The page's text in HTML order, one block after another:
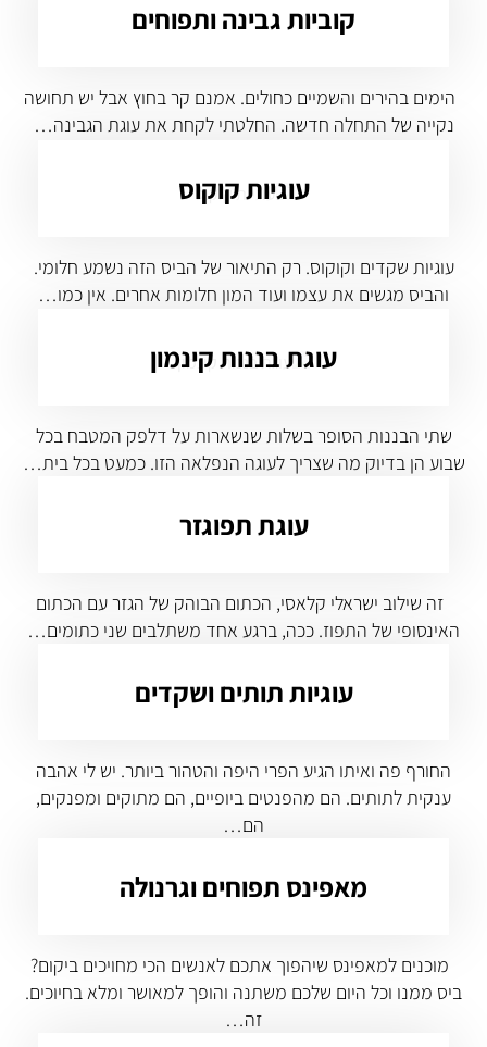
קוביות גבינה ותפוחים
הימים בהירים והשמיים כחולים. אמנם קר בחוץ אבל יש תחושה
נקייה של התחלה חדשה. החלטתי לקחת את עוגת הגבינה…
עוגיות קוקוס
עוגיות שקדים וקוקוס. רק התיאור של הביס הזה נשמע חלומי.
והביס מגשים את עצמו ועוד המון חלומות אחרים. אין כמו…
עוגת בננות קינמון
שתי הבננות הסופר בשלות שנשארות על דלפק המטבח בכל
שבוע הן בדיוק מה שצריך לעוגה הנפלאה הזו. כמעט בכל בית…
עוגת תפוגזר
זה שילוב ישראלי קלאסי, הכתום הבוהק של הגזר עם הכתום
האינסופי של התפוז. ככה, ברגע אחד משתלבים שני כתומים…
עוגיות תותים ושקדים
החורף פה ואיתו הגיע הפרי היפה והטהור ביותר. יש לי אהבה
ענקית לתותים. הם מהפנטים ביופיים, הם מתוקים ומפנקים,
הם…
מאפינס תפוחים וגרנולה
מוכנים למאפינס שיהפוך אתכם לאנשים הכי מחויכים ביקום?
ביס ממנו וכל היום שלכם משתנה והופך למאושר ומלא בחיוכים.
זה…